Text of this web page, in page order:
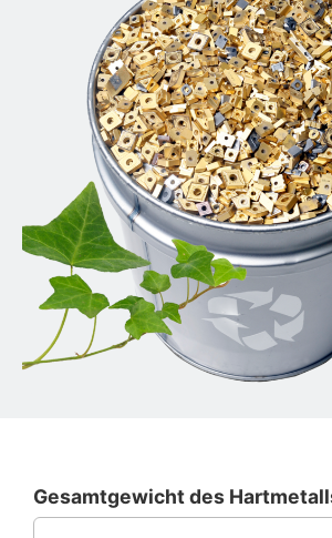
Gesamtgewicht des